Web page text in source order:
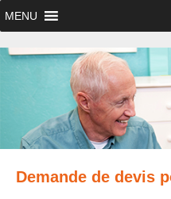
MENU
Demande de devis